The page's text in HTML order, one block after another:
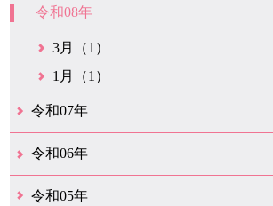
令和08年
3月（1）
1月（1）
令和07年
6月（2）
3月（1）
1月（1）
令和06年
3月（1）
令和05年